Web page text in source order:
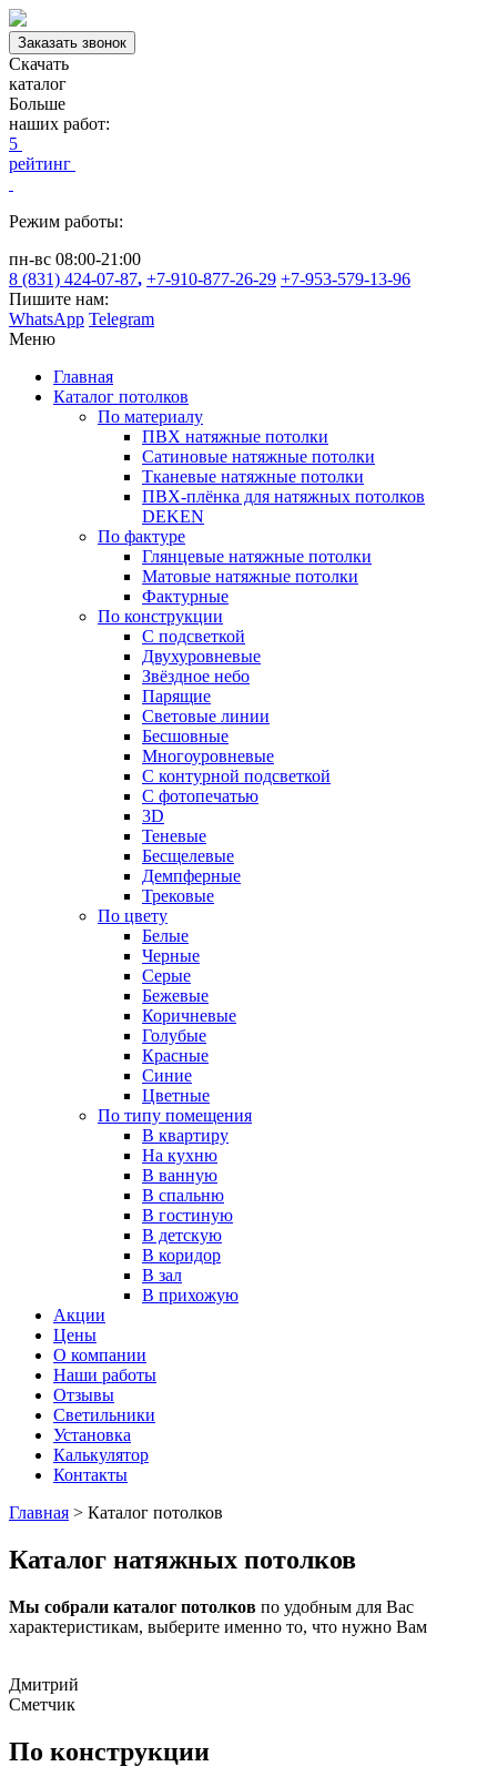
Заказать звонок
Скачать
каталог
Больше
наших работ:
5
рейтинг
Режим работы:
пн-вс 08:00-21:00
8 (831) 424-07-87, +7-910-877-26-29 +7-953-579-13-96
Пишите нам:
WhatsApp Telegram
Меню
Главная
Каталог потолков
По материалу
ПВХ натяжные потолки
Сатиновые натяжные потолки
Тканевые натяжные потолки
ПВХ-плёнка для натяжных потолков
DEKEN
По фактуре
Глянцевые натяжные потолки
Матовые натяжные потолки
Фактурные
По конструкции
С подсветкой
Двухуровневые
Звёздное небо
Парящие
Световые линии
Бесшовные
Многоуровневые
С контурной подсветкой
С фотопечатью
3D
Теневые
Бесщелевые
Демпферные
Трековые
По цвету
Белые
Черные
Серые
Бежевые
Коричневые
Голубые
Красные
Синие
Цветные
По типу помещения
В квартиру
На кухню
В ванную
В спальню
В гостиную
В детскую
В коридор
В зал
В прихожую
Акции
Цены
О компании
Наши работы
Отзывы
Светильники
Установка
Калькулятор
Контакты
Главная > Каталог потолков
Каталог натяжных потолков
Мы собрали каталог потолков по удобным для Вас
характеристикам, выберите именно то, что нужно Вам
Дмитрий
Сметчик
По конструкции